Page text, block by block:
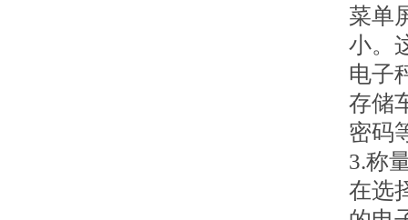
菜单
小。
电子
存储
密码
3.称
在选